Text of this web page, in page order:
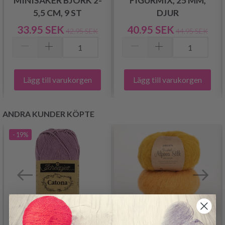
5,5 CM, 9 ST
33.95 SEK 42.95 SEK
Lägg till varukorgen
DJUR
40.95 SEK 44.95 SEK
Lägg till varukorgen
ANDRA KUNDER KÖPTE
- 19%